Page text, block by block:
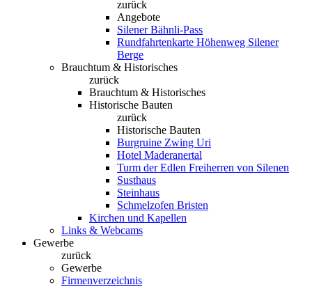
zurück
Angebote
Silener Bähnli-Pass
Rundfahrtenkarte Höhenweg Silener
Berge
Brauchtum & Historisches
zurück
Brauchtum & Historisches
Historische Bauten
zurück
Historische Bauten
Burgruine Zwing Uri
Hotel Maderanertal
Turm der Edlen Freiherren von Silenen
Susthaus
Steinhaus
Schmelzofen Bristen
Kirchen und Kapellen
Links & Webcams
Gewerbe
zurück
Gewerbe
Firmenverzeichnis